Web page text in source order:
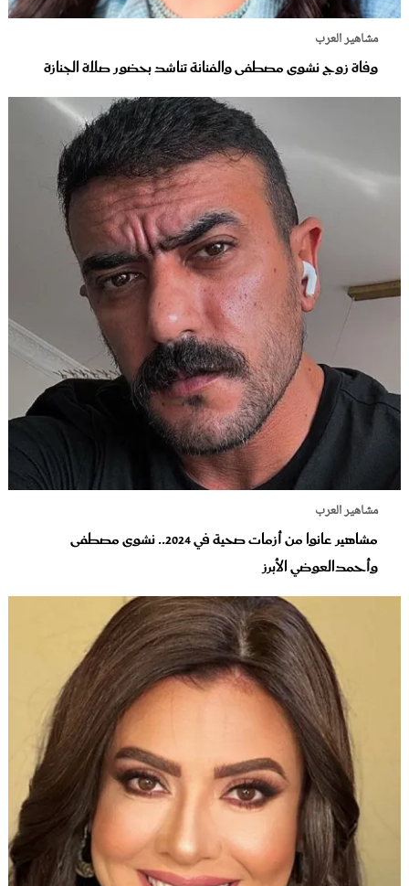
مشاهير العرب
وفاة زوج نشوى مصطفى والفنانة تناشد بحضور صلاة الجنازة
مشاهير العرب
مشاهير عانوا من أزمات صحية في 2024.. نشوى مصطفى
وأحمدالعوضي الأبرز